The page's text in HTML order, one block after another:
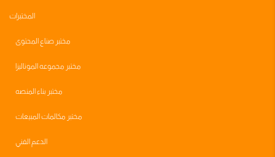
المختبرات
مختبر صناع المحتوى
مختبر مجموعه الموناليزا
مختبر بناء المنصه
مختبر مكالمات المبيعات
الدعم الفني